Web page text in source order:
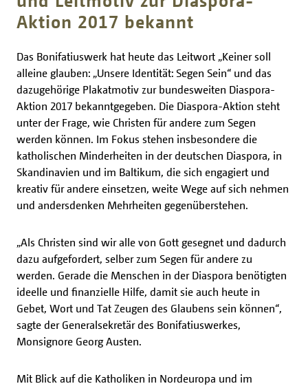
Aktion 2017 bekannt
Das Bonifatiuswerk hat heute das Leitwort „Keiner soll
alleine glauben: „Unsere Identität: Segen Sein“ und das
dazugehörige Plakatmotiv zur bundesweiten Diaspora-
Aktion 2017 bekanntgegeben. Die Diaspora-Aktion steht
unter der Frage, wie Christen für andere zum Segen
werden können. Im Fokus stehen insbesondere die
katholischen Minderheiten in der deutschen Diaspora, in
Skandinavien und im Baltikum, die sich engagiert und
kreativ für andere einsetzen, weite Wege auf sich nehmen
und andersdenken Mehrheiten gegenüberstehen.
„Als Christen sind wir alle von Gott gesegnet und dadurch
dazu aufgefordert, selber zum Segen für andere zu
werden. Gerade die Menschen in der Diaspora benötigten
ideelle und finanzielle Hilfe, damit sie auch heute in
Gebet, Wort und Tat Zeugen des Glaubens sein können“,
sagte der Generalsekretär des Bonifatiuswerkes,
Monsignore Georg Austen.
Mit Blick auf die Katholiken in Nordeuropa und im